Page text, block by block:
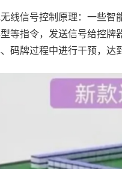
线信号控制原理：一些智
等指令，发送信号给控牌
码牌过程中进行干预，达